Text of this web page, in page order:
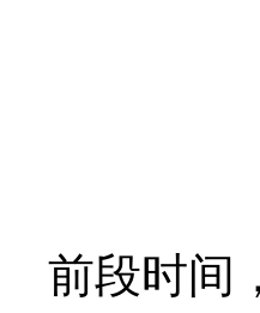
前段时间